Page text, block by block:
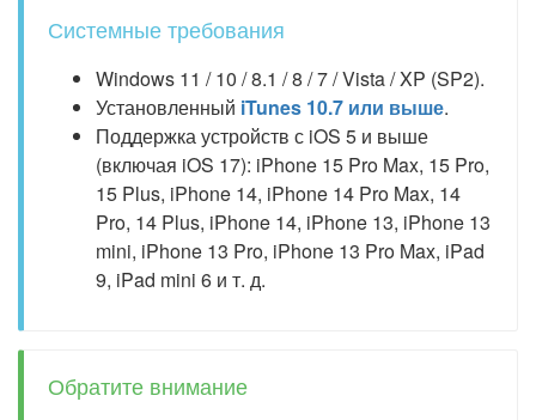
Системные требования
Windows 11 / 10 / 8.1 / 8 / 7 / Vista / XP (SP2).
Установленный iTunes 10.7 или выше.
Поддержка устройств с iOS 5 и выше
(включая iOS 17): iPhone 15 Pro Max, 15 Pro,
15 Plus, iPhone 14, iPhone 14 Pro Max, 14
Pro, 14 Plus, iPhone 14, iPhone 13, iPhone 13
mini, iPhone 13 Pro, iPhone 13 Pro Max, iPad
9, iPad mini 6 и т. д.
Обратите внимание